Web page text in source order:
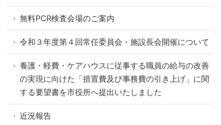
無料PCR検査会場のご案内
令和３年度第４回常任委員会・施設長会開催について
養護・軽費・ケアハウスに従事する職員の給与の改善
の実現に向けた「措置費及び事務費の引き上げ」に関
する要望書を市役所へ提出いたしました
近況報告